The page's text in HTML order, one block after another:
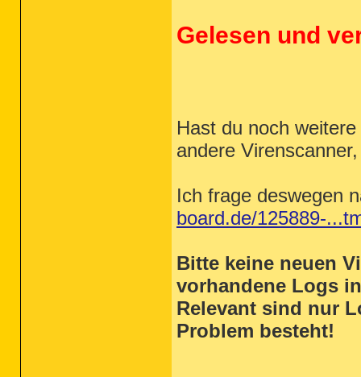
Gelesen und
Hast du noch
andere
Ich frage deswegen
board.de/125889-
Bitte keine neuen
vorhandene Logs
Relevant sind nur
Problem besteht!